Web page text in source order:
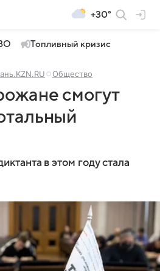
+30°
Топливный кризис
Общество
смогут
в этом году стала